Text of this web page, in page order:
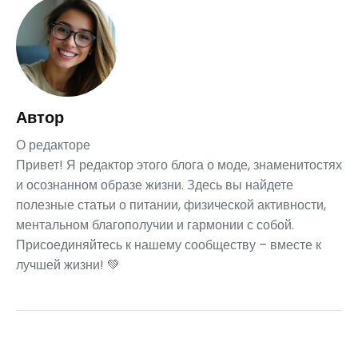
Автор
О редакторе
Привет! Я редактор этого блога о моде, знаменитостях
и осознанном образе жизни. Здесь вы найдете
полезные статьи о питании, физической активности,
ментальном благополучии и гармонии с собой.
Присоединяйтесь к нашему сообществу – вместе к
лучшей жизни! 💚